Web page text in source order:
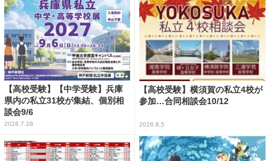
【高校受験】【中学受験】兵庫
県内の私立31校が集結、個別相
談会9/6
2026.7.28
【高校受験】横須賀の私立4校が
参加…合同相談会10/12
2026.8.5